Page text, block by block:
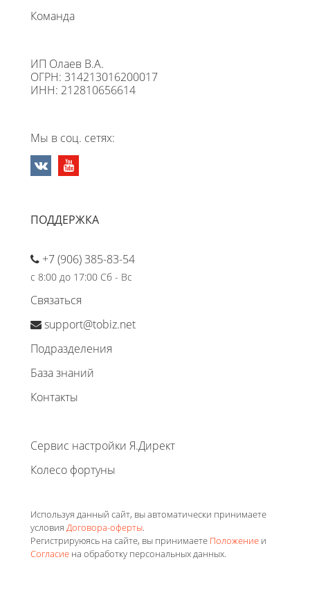
Команда
ИП Олаев В.А.
ОГРН: 314213016200017
ИНН: 212810656614
Мы в соц. сетях:
ПОДДЕРЖКА
+7 (906) 385-83-54
с 8:00 до 17:00 Сб - Вс
Связаться
support@tobiz.net
Подразделения
База знаний
Контакты
Сервис настройки Я.Директ
Колесо фортуны
Используя данный сайт, вы автоматически принимаете
условия Договора-оферты.
Регистрируюясь на сайте, вы принимаете Положение и
Согласие на обработку персональных данных.